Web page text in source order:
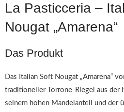
La Pasticceria –
Nougat „Amarena“
Das Produkt
Das Italian Soft Nougat „Amarena“
traditioneller Torrone-Riegel aus der
seinem hohen Mandelanteil und der